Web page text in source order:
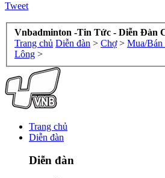
Tweet
Vnbadminton -Tin Tức - Diễn Đàn
Trang chủ Diễn đàn > Chợ > Mua/Bán
Lông >
Trang chủ
Diễn đàn
Diễn đàn